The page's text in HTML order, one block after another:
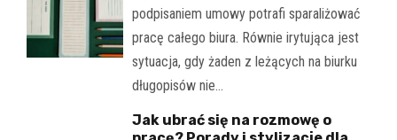
podpisaniem umowy potrafi sparaliżować
pracę całego biura. Równie irytująca jest
sytuacja, gdy żaden z leżących na biurku
długopisów nie…
Jak ubrać się na rozmowę o